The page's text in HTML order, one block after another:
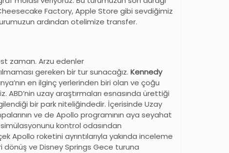
Factory, Apple Store gibi sevdiğimiz
ardından otelimize transfer.
zaman. Arzu edenler
gereken bir tur sunacağız. Kennedy
en ilginç yerlerinden biri olan ve çoğu
ABD’nin uzay araştırmaları esnasında ürettiği
bir park niteliğindedir. İçerisinde Uzay
ve de Apollo programının aya seyahat
kontrol odasından
Apollo roketini ayrıntılarıyla yakında inceleme
dönüş ve Disney Springs Gece turuna